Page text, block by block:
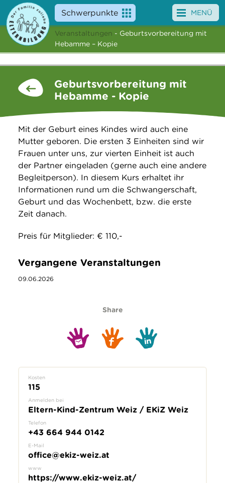
Schwerpunkte
Angebote
News
Über uns
Suche
MENÜ
Veranstaltungen - Geburtsvorbereitung mit
Hebamme – Kopie
Geburtsvorbereitung mit
Hebamme - Kopie
Mit der Geburt eines Kindes wird auch eine
Mutter geboren. Die ersten 3 Einheiten sind wir
Frauen unter uns, zur vierten Einheit ist auch
der Partner eingeladen (gerne auch eine andere
Begleitperson). In diesem Kurs erhaltet ihr
Informationen rund um die Schwangerschaft,
Geburt und das Wochenbett, bzw. die erste
Zeit danach.
Preis für Mitglieder: € 110,-
Vergangene Veranstaltungen
09.06.2026
Share
Kosten
115
Anmelden bei
Eltern-Kind-Zentrum Weiz / EKiZ Weiz
Telefon
+43 664 944 0142
E-Mail
office@ekiz-weiz.at
www
https://www.ekiz-weiz.at/